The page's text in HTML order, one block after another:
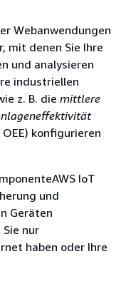
Webanwendungen
mit denen Sie Ihre
und analysieren
industriellen
z. B. die mittlere
konfigurieren
IoT
und
Geräten
nur
haben oder Ihre